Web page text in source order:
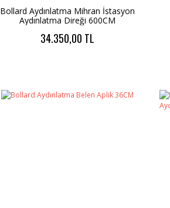
Bollard Aydınlatma Mihran İstasyon
Aydınlatma Direği 600CM
34.350,00 TL